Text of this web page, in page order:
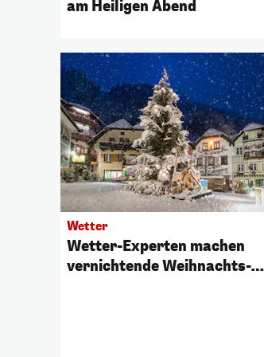
am Heiligen Abend
Wetter
Wetter-Experten machen
vernichtende Weihnachts-